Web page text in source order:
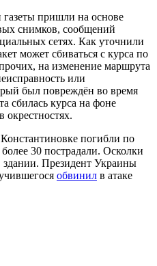
газеты пришли на основе
снимков, сообщений
сетях. Как уточнили
может сбиваться с курса по
на изменение маршрута
или
был повреждён во время
сбилась курса на фоне
окрестностях.
погибли по
30 пострадали. Осколки
Президент Украины
обвинил в атаке